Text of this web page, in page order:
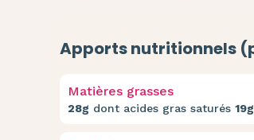
Apports nutritionnels
Matières grasses
28g dont acides gras saturés 19g